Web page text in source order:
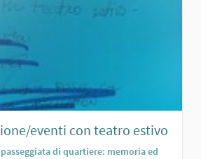
eventi con teatro estivo
di quartiere: memoria ed